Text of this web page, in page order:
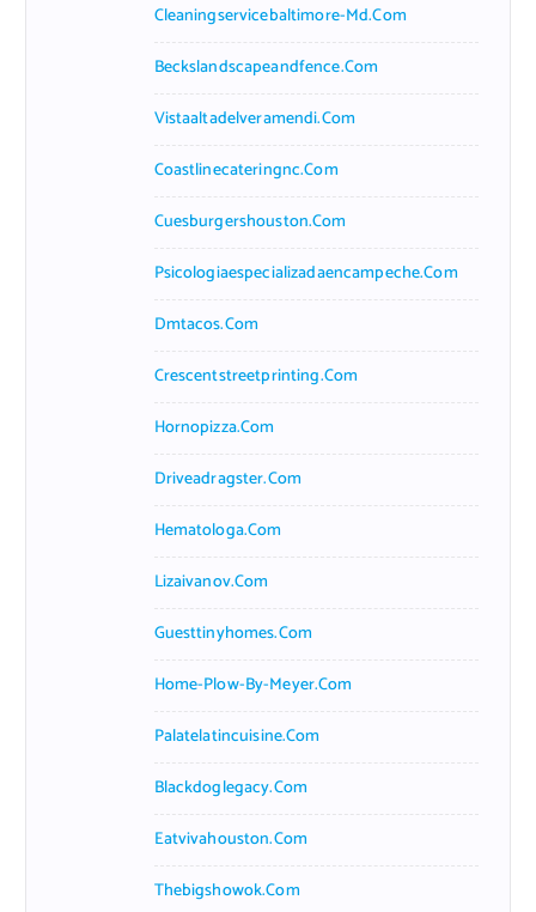
Cleaningservicebaltimore-Md.com
Beckslandscapeandfence.com
Vistaaltadelveramendi.com
Coastlinecateringnc.com
Cuesburgershouston.com
Psicologiaespecializadaencampeche.com
Dmtacos.com
Crescentstreetprinting.com
Hornopizza.com
Driveadragster.com
Hematologa.com
Lizaivanov.com
Guesttinyhomes.com
Home-Plow-By-Meyer.com
Palatelatincuisine.com
Blackdoglegacy.com
Eatvivahouston.com
Thebigshowok.com